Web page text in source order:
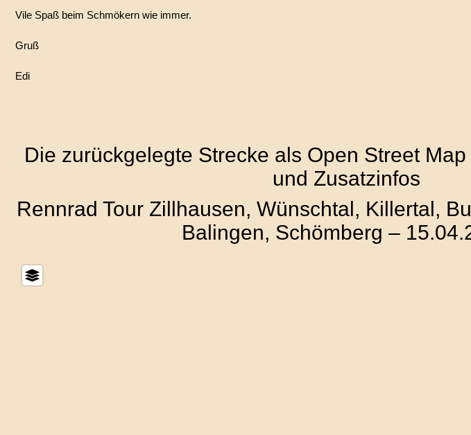
Vile Spaß beim Schmökern wie immer.
Gruß
Edi
Die zurückgelegte Strecke als Open Street
und Zusatzinfos
Rennrad Tour Zillhausen, Wünschtal, Killertal,
Balingen, Schömberg –